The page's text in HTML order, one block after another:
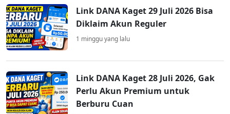
Link DANA Kaget 29 Juli 2026 Bisa
Diklaim Akun Reguler
1 minggu yang lalu
Link DANA Kaget 28 Juli 2026, Gak
Perlu Akun Premium untuk
Berburu Cuan